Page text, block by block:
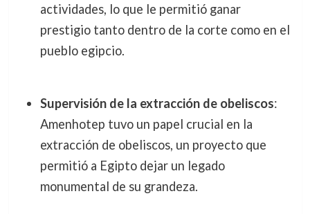
actividades, lo que le permitió ganar
prestigio tanto dentro de la corte como en el
pueblo egipcio.
Supervisión de la extracción de obeliscos:
Amenhotep tuvo un papel crucial en la
extracción de obeliscos, un proyecto que
permitió a Egipto dejar un legado
monumental de su grandeza.